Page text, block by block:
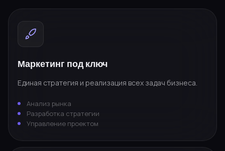
Маркетинг под ключ
Единая стратегия и реализация всех задач бизнеса.
Анализ рынка
Разработка стратегии
Управление проектом